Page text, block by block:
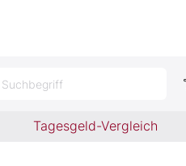
Tagesgeld-Vergleich